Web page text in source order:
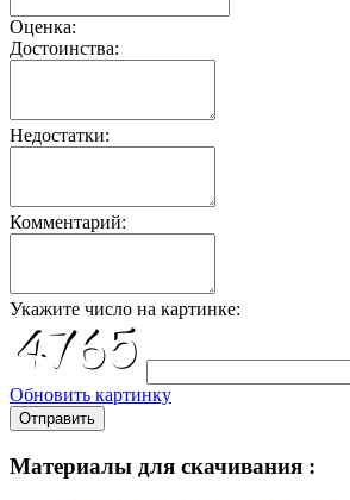
Оценка:
Достоинства:
Недостатки:
Комментарий:
Укажите число на картинке:
Обновить картинку
Отправить
Материалы для скачивания :